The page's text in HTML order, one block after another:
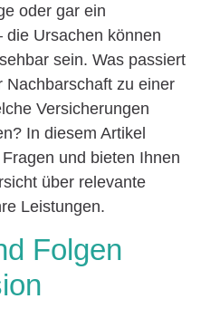
oder gar ein
die Ursachen können
sein. Was passiert
Nachbarschaft zu einer
Versicherungen
In diesem Artikel
und bieten Ihnen
über relevante
Leistungen.
Folgen